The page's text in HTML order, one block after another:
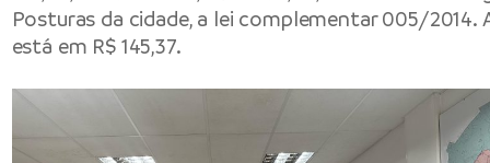
Posturas da cidade, a lei complementar 005/2014.
está em R$ 145,37.